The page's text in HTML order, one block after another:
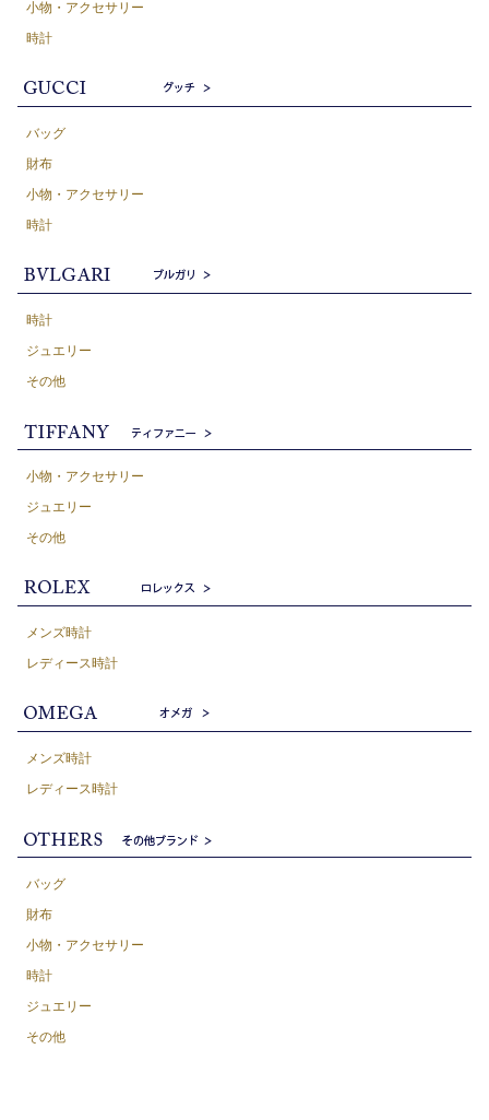
小物・アクセサリー
時計
バッグ
財布
小物・アクセサリー
時計
時計
ジュエリー
その他
小物・アクセサリー
ジュエリー
その他
メンズ時計
レディース時計
メンズ時計
レディース時計
バッグ
財布
小物・アクセサリー
時計
ジュエリー
その他